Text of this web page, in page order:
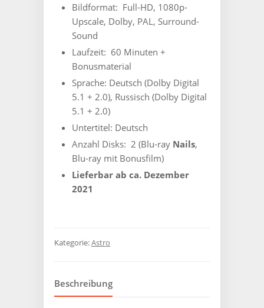
Bildformat: ‎ Full-HD, 1080p-
Upscale, Dolby, PAL, Surround-
Sound
Laufzeit: ‎ 60 Minuten +
Bonusmaterial
Sprache: ‎ Deutsch (Dolby Digital
5.1 + 2.0), Russisch (Dolby Digital
5.1 + 2.0)
Untertitel: Deutsch
Anzahl Disks: ‎ 2 (Blu-ray Nails,
Blu-ray mit Bonusfilm)
Lieferbar ab ca. Dezember
2021
Kategorie:Astro
Beschreibung